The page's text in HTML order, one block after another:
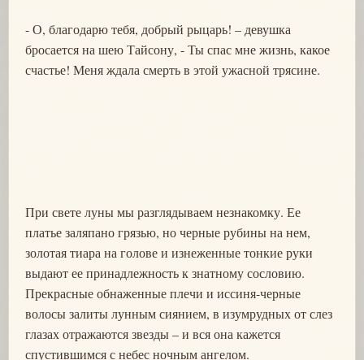
- О, благодарю тебя, добрый рыцарь! – девушка
бросается на шею Тайсону, - Ты спас мне жизнь, какое
счастье! Меня ждала смерть в этой ужасной трясине.
При свете луны мы разглядываем незнакомку. Ее
платье заляпано грязью, но черные рубины на нем,
золотая тиара на голове и изнеженные тонкие руки
выдают ее принадлежность к знатному сословию.
Прекрасные обнаженные плечи и иссиня-черные
волосы залиты лунным сиянием, в изумрудных от слез
глазах отражаются звезды – и вся она кажется
спустившимся с небес ночным ангелом.